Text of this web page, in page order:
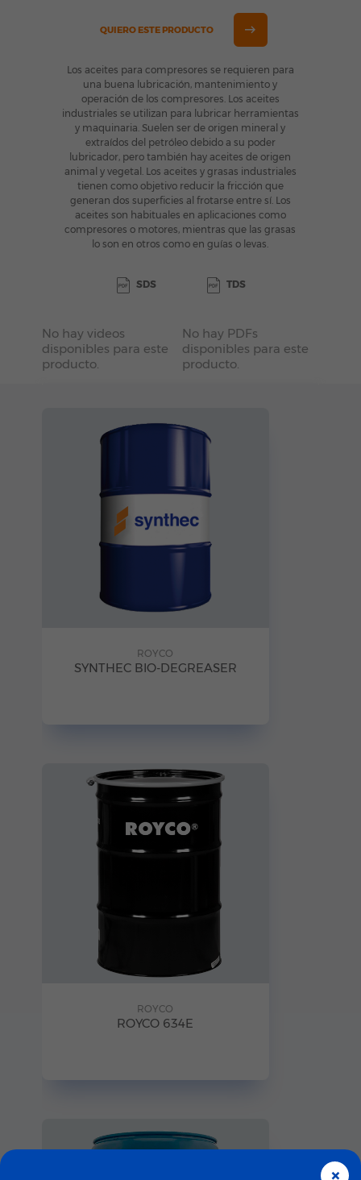
QUIERO ESTE PRODUCTO
Los aceites para compresores se requieren para
una buena lubricación, mantenimiento y
operación de los compresores. Los aceites
industriales se utilizan para lubricar herramientas
y maquinaria. Suelen ser de origen mineral y
extraídos del petróleo debido a su poder
lubricador, pero también hay aceites de origen
animal y vegetal. Los aceites y grasas industriales
tienen como objetivo reducir la fricción que
generan dos superficies al frotarse entre sí. Los
aceites son habituales en aplicaciones como
compresores o motores, mientras que las grasas
lo son en otros como en guías o levas.
SDS TDS
No hay videos
disponibles para este
producto.
No hay PDFs
disponibles para este
producto.
ROYCO
SYNTHEC BIO-DEGREASER
ROYCO
ROYCO 634E